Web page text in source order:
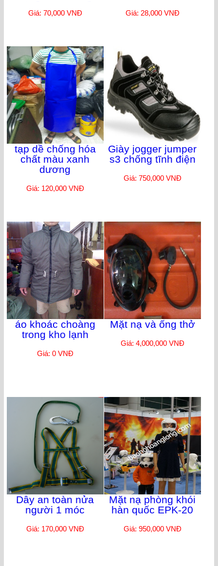
Giá: 70,000 VNĐ Giá: 28,000 VNĐ
tạp dề chống hóa
chất màu xanh
dương
Giá: 120,000 VNĐ
Giày jogger jumper
s3 chống tĩnh điện
Giá: 750,000 VNĐ
áo khoác choàng
trong kho lạnh
Giá: 0 VNĐ
Mặt nạ và ống thở
Giá: 4,000,000 VNĐ
Dây an toàn nửa
người 1 móc
Giá: 170,000 VNĐ
Mặt nạ phòng khói
hàn quốc EPK-20
Giá: 950,000 VNĐ